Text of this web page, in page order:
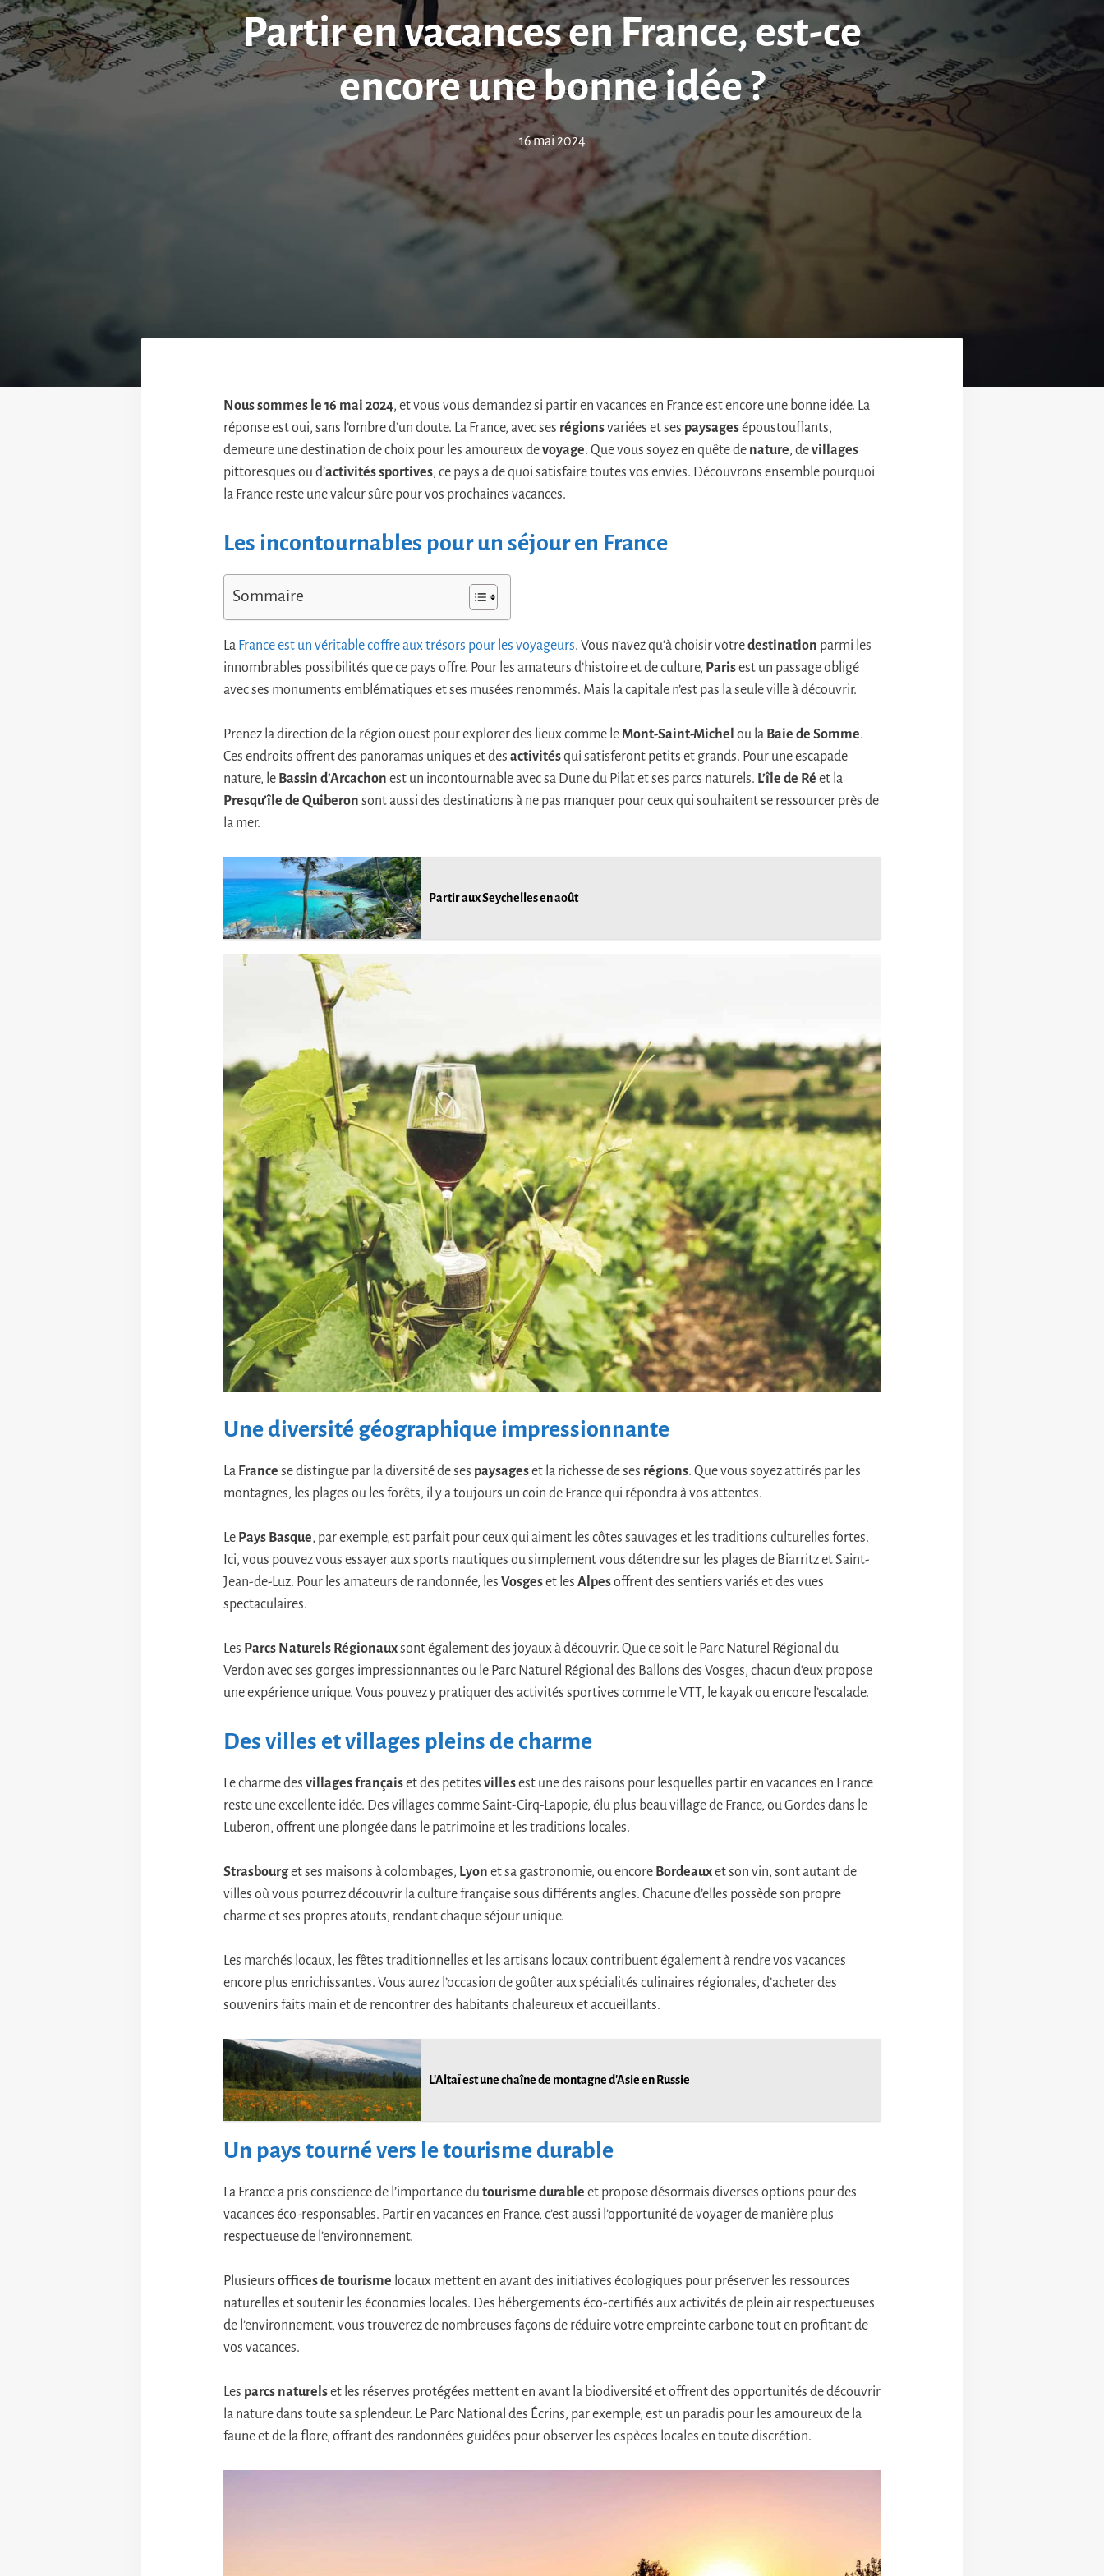
Partir en vacances en France, est-ce
encore une bonne idée ?
16 mai 2024
Nous sommes le 16 mai 2024, et vous vous demandez si partir en vacances en France est encore une bonne idée. La
réponse est oui, sans l’ombre d’un doute. La France, avec ses régionsvariées et ses paysagesépoustouflants,
demeure une destination de choix pour les amoureux devoyage. Que vous soyez en quête de nature, devillages
pittoresques ou d’activités sportives, ce pays a de quoi satisfaire toutes vos envies. Découvrons ensemble pourquoi
la France reste une valeur sûre pour vos prochaines vacances.
Les incontournables pour un séjour en France
Sommaire
La France est un véritable coffre aux trésors pour les voyageurs. Vous n’avez qu’à choisir votredestination parmi les
innombrables possibilités que ce pays offre. Pour les amateurs d’histoire et de culture, Parisest un passage obligé
avec ses monuments emblématiques et ses musées renommés. Mais la capitale n’est pas la seule ville à découvrir.
Prenez la direction de la région ouest pour explorer des lieux comme leMont-Saint-Michel ou la Baie de Somme.
Ces endroits offrent des panoramas uniques et des activitésqui satisferont petits et grands. Pour une escapade
nature, le Bassin d’Arcachon est un incontournable avec sa Dune du Pilat et ses parcs naturels. L’île de Ré et la
Presqu’île de Quiberon sont aussi des destinations à ne pas manquer pour ceux qui souhaitent se ressourcer près de
la mer.
Partir aux Seychelles en août
Une diversité géographique impressionnante
La France se distingue par la diversité de ses paysageset la richesse de ses régions. Que vous soyez attirés par les
montagnes, les plages ou les forêts, il y a toujours un coin de France qui répondra à vos attentes.
Le Pays Basque, par exemple, est parfait pour ceux qui aiment les côtes sauvages et les traditions culturelles fortes.
Ici, vous pouvez vous essayer aux sports nautiques ou simplement vous détendre sur les plages de Biarritz et Saint-
Jean-de-Luz. Pour les amateurs de randonnée, les Vosgeset les Alpesoffrent des sentiers variés et des vues
spectaculaires.
Les Parcs Naturels Régionauxsont également des joyaux à découvrir. Que ce soit le Parc Naturel Régional du
Verdon avec ses gorges impressionnantes ou le Parc Naturel Régional des Ballons des Vosges, chacun d’eux propose
une expérience unique. Vous pouvez y pratiquer des activités sportives comme le VTT, le kayak ou encore l’escalade.
Des villes et villages pleins de charme
Le charme des villages françaiset des petites villesest une des raisons pour lesquelles partir en vacances en France
reste une excellente idée. Des villages comme Saint-Cirq-Lapopie, élu plus beau village de France, ou Gordes dans le
Luberon, offrent une plongée dans le patrimoine et les traditions locales.
Strasbourget ses maisons à colombages, Lyon et sa gastronomie, ou encore Bordeauxet son vin, sont autant de
villes où vous pourrez découvrir la culture française sous différents angles. Chacune d’elles possède son propre
charme et ses propres atouts, rendant chaque séjour unique.
Les marchés locaux, les fêtes traditionnelles et les artisans locaux contribuent également à rendre vos vacances
encore plus enrichissantes. Vous aurez l’occasion de goûter aux spécialités culinaires régionales, d’acheter des
souvenirs faits main et de rencontrer des habitants chaleureux et accueillants.
L'Altaï est une chaîne de montagne d'Asie en Russie
Un pays tourné vers le tourisme durable
La France a pris conscience de l’importance dutourisme durable et propose désormais diverses options pour des
vacances éco-responsables. Partir en vacances en France, c’est aussi l’opportunité de voyager de manière plus
respectueuse de l’environnement.
Plusieurs offices de tourisme locaux mettent en avant des initiatives écologiques pour préserver les ressources
naturelles et soutenir les économies locales. Des hébergements éco-certifiés aux activités de plein air respectueuses
de l’environnement, vous trouverez de nombreuses façons de réduire votre empreinte carbone tout en profitant de
vos vacances.
Les parcs naturelset les réserves protégées mettent en avant la biodiversité et offrent des opportunités de découvrir
la nature dans toute sa splendeur. Le Parc National des Écrins, par exemple, est un paradis pour les amoureux de la
faune et de la flore, offrant des randonnées guidées pour observer les espèces locales en toute discrétion.